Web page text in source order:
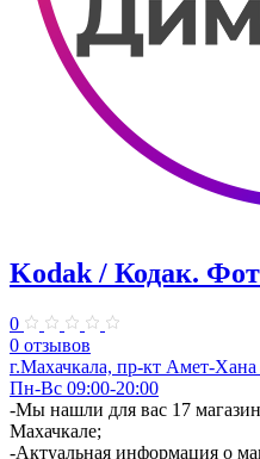
Kodak / Кодак.
0
0 отзывов
г.Махачкала, пр-кт Амет-
Пн-Вс 09:00-20:00
​-Мы нашли для вас 17
Махачкале;
-Актуальная информация о